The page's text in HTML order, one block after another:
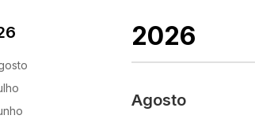
2026
Agosto